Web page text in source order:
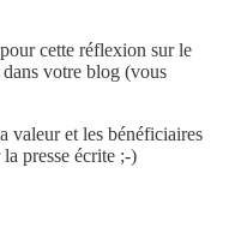
cette réflexion sur le
votre blog (vous
valeur et les bénéficiaires
presse écrite ;-)